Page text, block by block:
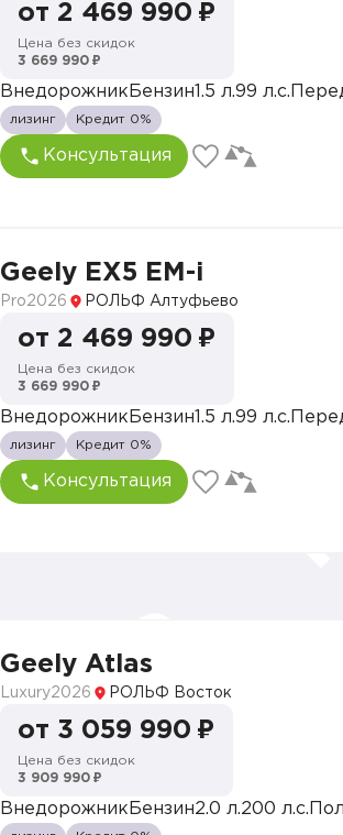
от 2 469 990 ₽
Цена без скидок
3 669 990 ₽
Внедорожник Бензин 1.5 л.99 л.с.
лизинг Кредит 0%
Консультация
Geely EX5 EM-i
Pro2026 РОЛЬФ Алтуфьево
от 2 469 990 ₽
Цена без скидок
3 669 990 ₽
Внедорожник Бензин 1.5 л.99 л.с.
лизинг Кредит 0%
Консультация
Geely Atlas
Luxury2026 РОЛЬФ Восток
от 3 059 990 ₽
Цена без скидок
3 909 990 ₽
Внедорожник Бензин2.0 л.200 л.с.